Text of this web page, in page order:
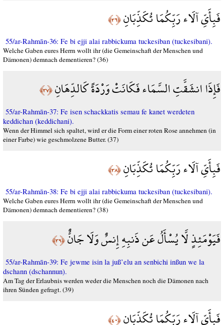
فَبِأَيِّ آلَاء رَبِّكُمَا تُكَذِّبَانِ﴿٣٦﴾
55/ar-Rahmān-36: Fe bi ejji alai rabbickuma tuckesiban (tuckesibani).
Welche Gaben eures Herrn wollt ihr (die Gemeinschaft der Menschen und
Dämonen) demnach dementieren? (36)
فَإِذَا انشَقَّتِ السَّمَاء فَكَانَتْ وَرْدَةً كَالدِّهَانِ﴿٣٧﴾
55/ar-Rahmān-37: Fe isen schackkatis semau fe kanet werdeten
keddichan (keddichani).
Wenn der Himmel sich spaltet, wird er die Form einer roten Rose annehmen (in
einer Farbe) wie geschmolzene Butter. (37)
فَبِأَيِّ آلَاء رَبِّكُمَا تُكَذِّبَانِ﴿٣٨﴾
55/ar-Rahmān-38: Fe bi ejji alai rabbickuma tuckesiban (tuckesibani).
Welche Gaben eures Herrn wollt ihr (die Gemeinschaft der Menschen und
Dämonen) demnach dementieren? (38)
فَيَوْمَئِذٍ لَّا يُسْأَلُ عَن ذَنبِهِ إِنسٌ وَلَا جَانٌّ﴿٣٩﴾
55/ar-Rahmān-39: Fe jewme isin la juß’elu an senbichi inßun we la
dschann (dschannun).
Am Tag der Erlaubnis werden weder die Menschen noch die Dämonen nach
ihren Sünden gefragt. (39)
فَبِأَيِّ آلَاء رَبِّكُمَا تُكَذِّبَانِ﴿٤٠﴾